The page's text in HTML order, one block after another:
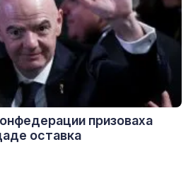
призоваха
оставка